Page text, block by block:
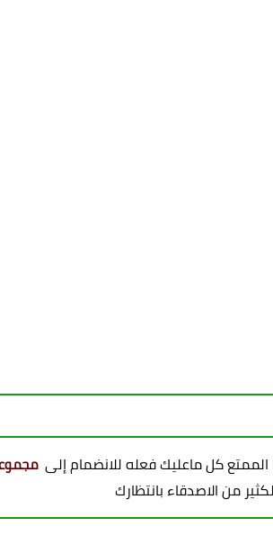
الممتع كل ماعليك فعله للانضمام إلى
من الاصدقاء بانتظارك